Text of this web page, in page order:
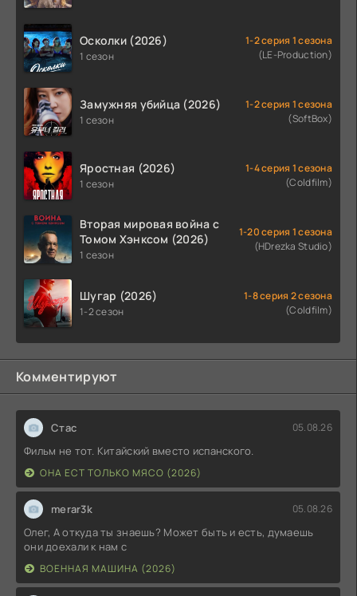
Осколки (2026)
1 сезон
1-2 серия 1 сезона
(LE-Production)
Замужняя убийца (2026)
1 сезон
1-2 серия 1 сезона
(SoftBox)
Яростная (2026)
1 сезон
1-4 серия 1 сезона
(Coldfilm)
Вторая мировая война с
Томом Хэнксом (2026)
1 сезон
1-20 серия 1 сезона
(HDrezka Studio)
Шугар (2026)
1-2 сезон
1-8 серия 2 сезона
(Coldfilm)
Комментируют
Стас 05.08.26
Фильм не тот. Китайский вместо испанского.
ОНА ЕСТ ТОЛЬКО МЯСО (2026)
merar3k 05.08.26
Олег, А откуда ты знаешь? Может быть и есть, думаешь
они доехали к нам с
ВОЕННАЯ МАШИНА (2026)